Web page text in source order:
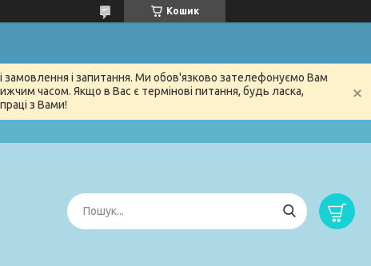
Кошик
замовлення і запитання. Ми обов'язково зателефонуємо Вам
часом. Якщо в Вас є термінові питання, будь ласка,
з Вами!